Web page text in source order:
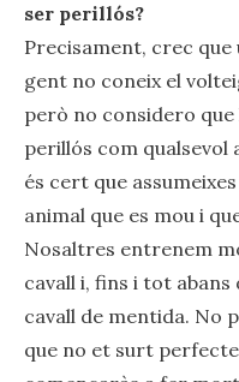
ser perillós?
Precisament, crec que
gent no coneix el
però no considero que
perillós com
és cert que
animal que es mou i
Nosaltres entrenem
cavall i, fins i tot
cavall de mentida. No
que no et surt